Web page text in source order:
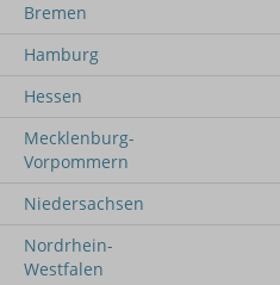
Bremen
Hamburg
Hessen
Mecklenburg-
Vorpommern
Niedersachsen
Nordrhein-
Westfalen